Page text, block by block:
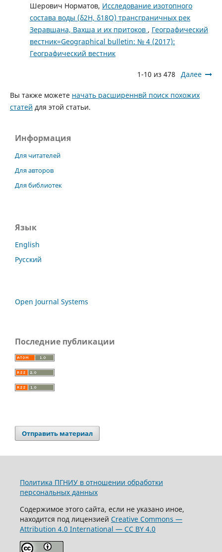
Шерович Норматов, Исследование изотопного
состава воды (δ2Н, δ18О) трансграничных рек
Зеравшана, Вахша и их притоков , Географический
вестник=Geographical bulletin: № 4 (2017):
Географический вестник
1-10 из 478 Далее
Вы также можете начать расширеннвй поиск похожих
статей для этой статьи.
Информация
Для читателей
Для авторов
Для библиотек
Язык
English
Русский
Open Journal Systems
Последние публикации
Отправить материал
Политика ПГНИУ в отношении обработки
персональных данных
Содержимое этого сайта, если не указано иное,
находится под лицензией Creative Commons —
Attribution 4.0 International — CC BY 4.0